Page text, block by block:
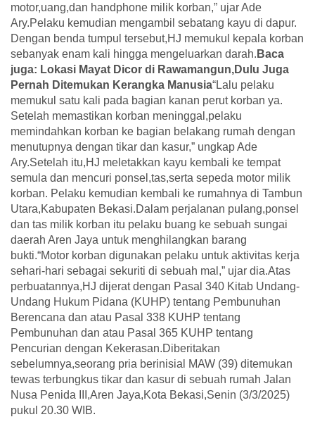
motor,uang,dan handphone milik korban,” ujar Ade
Ary.Pelaku kemudian mengambil sebatang kayu di dapur.
Dengan benda tumpul tersebut,HJ memukul kepala korban
sebanyak enam kali hingga mengeluarkan darah. Baca
juga: Lokasi Mayat Dicor di Rawamangun,Dulu Juga
Pernah Ditemukan Kerangka Manusia“Lalu pelaku
memukul satu kali pada bagian kanan perut korban ya.
Setelah memastikan korban meninggal,pelaku
memindahkan korban ke bagian belakang rumah dengan
menutupnya dengan tikar dan kasur,” ungkap Ade
Ary.Setelah itu,HJ meletakkan kayu kembali ke tempat
semula dan mencuri ponsel,tas,serta sepeda motor milik
korban. Pelaku kemudian kembali ke rumahnya di Tambun
Utara,Kabupaten Bekasi.Dalam perjalanan pulang,ponsel
dan tas milik korban itu pelaku buang ke sebuah sungai
daerah Aren Jaya untuk menghilangkan barang
bukti.“Motor korban digunakan pelaku untuk aktivitas kerja
sehari-hari sebagai sekuriti di sebuah mal,” ujar dia.Atas
perbuatannya,HJ dijerat dengan Pasal 340 Kitab Undang-
Undang Hukum Pidana (KUHP) tentang Pembunuhan
Berencana dan atau Pasal 338 KUHP tentang
Pembunuhan dan atau Pasal 365 KUHP tentang
Pencurian dengan Kekerasan.Diberitakan
sebelumnya,seorang pria berinisial MAW (39) ditemukan
tewas terbungkus tikar dan kasur di sebuah rumah Jalan
Nusa Penida III,Aren Jaya,Kota Bekasi,Senin (3/3/2025)
pukul 20.30 WIB.